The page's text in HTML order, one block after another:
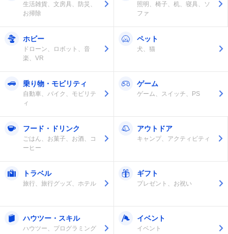
生活雑貨、文房具、防災、
お掃除
照明、椅子、机、寝具、ソ
ファ
ホビー
ドローン、ロボット、音
楽、VR
ペット
犬、猫
乗り物・モビリティ
自動車、バイク、モビリテ
ィ
ゲーム
ゲーム、スイッチ、PS
フード・ドリンク
ごはん、お菓子、お酒、コ
ーヒー
アウトドア
キャンプ、アクティビティ
トラベル
旅行、旅行グッズ、ホテル
ギフト
プレゼント、お祝い
ハウツー・スキル
ハウツー、プログラミング
イベント
イベント